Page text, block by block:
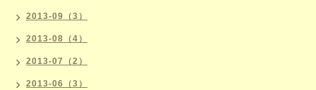
2013-09（3）
2013-08（4）
2013-07（2）
2013-06（3）